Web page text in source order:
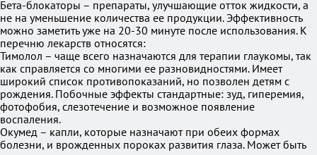
Бета-блокаторы – препараты, улучшающие отток жидкости, а
не на уменьшение количества ее продукции. Эффективность
можно заметить уже на 20-30 минуте после использования. К
перечню лекарств относятся:
Тимолол – чаще всего назначаются для терапии глаукомы, так
как справляется со многими ее разновидностями. Имеет
широкий список противопоказаний, но позволен детям с
рождения. Побочные эффекты стандартные: зуд, гиперемия,
фотофобия, слезотечение и возможное появление
воспаления.
Окумед – капли, которые назначают при обеих формах
болезни, и врожденных пороках развития глаза. Может быть